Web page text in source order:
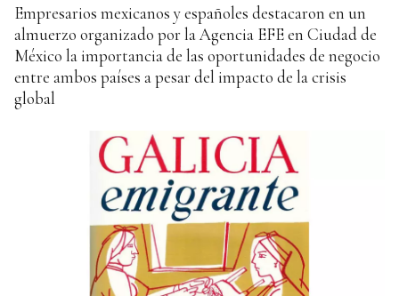
Empresarios mexicanos y españoles destacaron en un
almuerzo organizado por la Agencia EFE en Ciudad de
México la importancia de las oportunidades de negocio
entre ambos países a pesar del impacto de la crisis
global